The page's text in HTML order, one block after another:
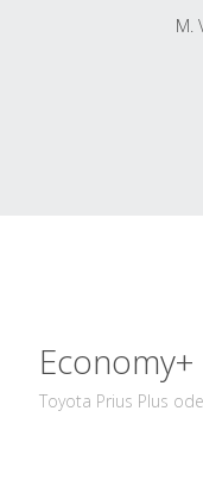
M.
Economy+
Toyota Prius Plus